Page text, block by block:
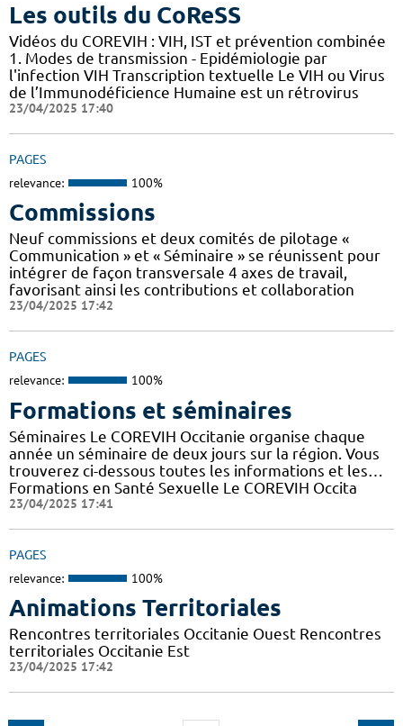
Les outils du CoReSS
Vidéos du COREVIH : VIH, IST et prévention combinée
1. Modes de transmission - Epidémiologie par
l'infection VIH Transcription textuelle Le VIH ou Virus
de l’Immunodéficience Humaine est un rétrovirus
23/04/2025 17:40
PAGES
relevance: 100%
Commissions
Neuf commissions et deux comités de pilotage «
Communication » et « Séminaire » se réunissent pour
intégrer de façon transversale 4 axes de travail,
favorisant ainsi les contributions et collaboration
23/04/2025 17:42
PAGES
relevance: 100%
Formations et séminaires
Séminaires Le COREVIH Occitanie organise chaque
année un séminaire de deux jours sur la région. Vous
trouverez ci-dessous toutes les informations et les…
Formations en Santé Sexuelle Le COREVIH Occita
23/04/2025 17:41
PAGES
relevance: 100%
Animations Territoriales
Rencontres territoriales Occitanie Ouest Rencontres
territoriales Occitanie Est
23/04/2025 17:42